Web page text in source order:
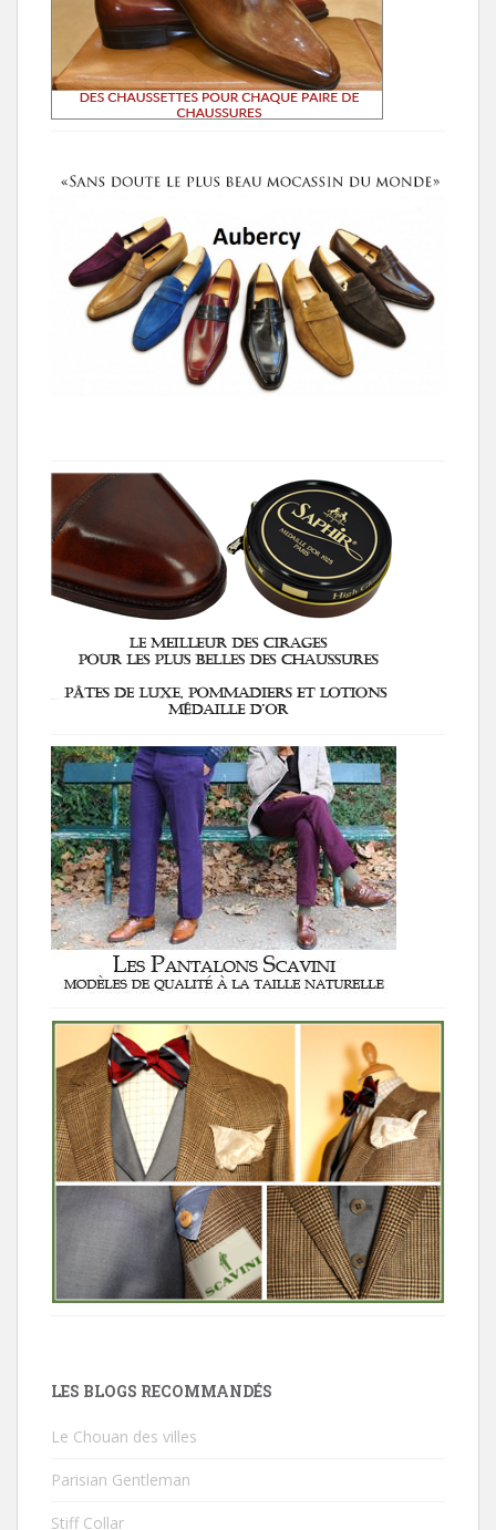
LES BLOGS RECOMMANDÉS
Le Chouan des villes
Parisian Gentleman
Stiff Collar